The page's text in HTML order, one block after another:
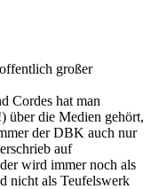
großer
Cordes hat man
über die Medien gehört,
der DBK auch nur
auf
wird immer noch als
nicht als Teufelswerk